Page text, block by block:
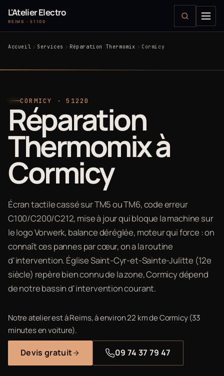
L'Atelier Electro
REIMS · 51100
Accueil Services Réparation Thermomix Cormicy
CORMICY · 51220
Réparation
Thermomix à
Cormicy
Écran tactile cassé sur TM5 ou TM6, code erreur
C100/C200/C212, mise à jour qui bloque la machine sur
le logo Vorwerk, balance déréglée, moteur qui force : on
connaît ces pannes par cœur, on a la routine
d'intervention. Église Saint-Cyr-et-Sainte-Julitte (12e
siècle) repère bien connu de la zone, Cormicy dépend
de notre bassin d'intervention courant.
Notre atelier est à Reims, à environ 22 km de Cormicy (33
minutes en voiture).
Devis gratuit 09 74 37 79 47